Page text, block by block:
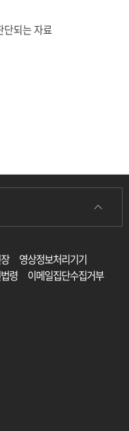
단되는 자료
영상정보처리기기
령
이메일집단수집거부